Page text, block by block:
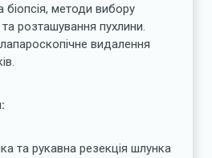
біопсія, методи вибору
розташування пухлини.
видалення
та рукавна резекція шлунка